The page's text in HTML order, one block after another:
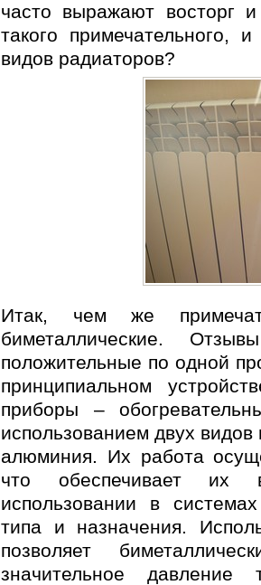
часто выражают восторг
такого примечательного,
видов радиаторов?
Итак, чем же
биметаллические.
положительные по одной
принципиальном
приборы –
использованием двух
алюминия. Их работа
что обеспечивает их
использовании в
типа и назначения.
позволяет
значительное давление